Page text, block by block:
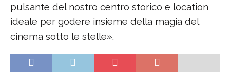
pulsante del nostro centro storico e location
ideale per godere insieme della magia del
cinema sotto le stelle».